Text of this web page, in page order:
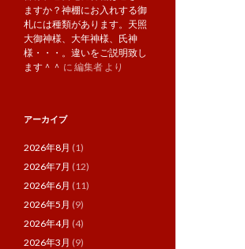
ますか？神棚にお入れする御
札には種類があります。天照
大御神様、大年神様、氏神
様・・・。違いをご説明致し
ます＾＾ に 編集者 より
アーカイブ
2026年8月 (1)
2026年7月 (12)
2026年6月 (11)
2026年5月 (9)
2026年4月 (4)
2026年3月 (9)